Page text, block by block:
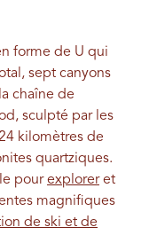
forme de U qui
sept canyons
chaîne de
sculpté par les
kilomètres de
quartziques.
pourexploreret
magnifiques
de ski et de